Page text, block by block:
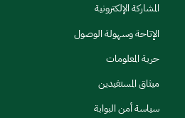
المشاركة الإلكترونية
الإتاحة وسهولة الوصول
حرية المعلومات
ميثاق المستفيدين
سياسة أمن البوابة